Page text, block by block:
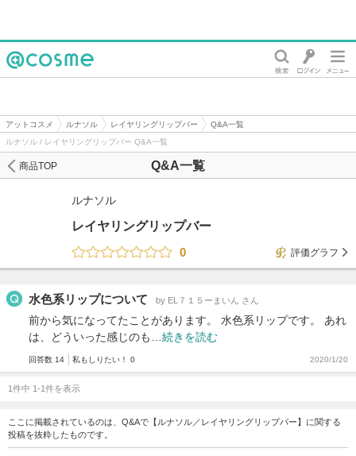
アットコスメ ルナソル レイヤリングリップバー
Q&A一覧
ルナソル / レイヤリングリップバー Q&A一覧
Q&A一覧
商品TOP
ルナソル
レイヤリングリップバー
0
評価グラフ
水色系リップについて by EL７１５ーまいん さん
前から気になってたことがあります。 水色系リップです。 あれ
は、どういった感じのも… 続きを読む
回答数 14 私もしりたい！ 0 2020/1/20
1件中 1-1件を表示
ここに掲載されているのは、Q&Aで【ルナソル／レイヤリングリップバー】に関する
投稿を抜粋したものです。